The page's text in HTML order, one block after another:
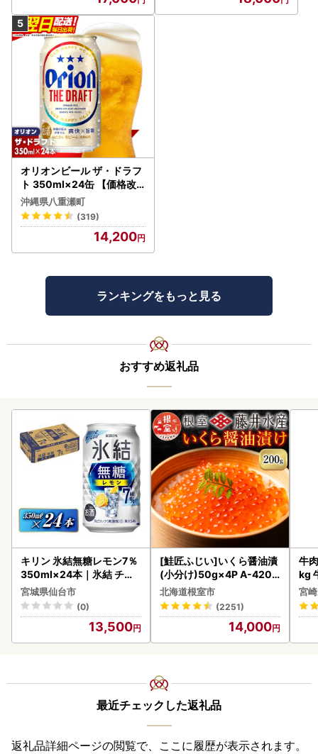
オリオンビール ザ・ドラフ
ト 350ml×24缶 【価格改
定YI】
沖縄県八重瀬町
(319)
14,200
ランキングをもっと見る
おすすめ返礼品
キリン 氷結無糖レモン7％
350ml×24本｜氷結 チュ
ーハイ 仙台市
宮城県仙台市
(0)
13,500
[鮭匠ふじい]いくら醤油漬
(小分け)50g×4P A-4209
5
北海道根室市
(2251)
14,000
牛肉 宮崎牛 赤身＆霜
kg
kg-
宮
最近チェックした返礼品
返礼品詳細ページの閲覧で、ここに履歴が表示されます。